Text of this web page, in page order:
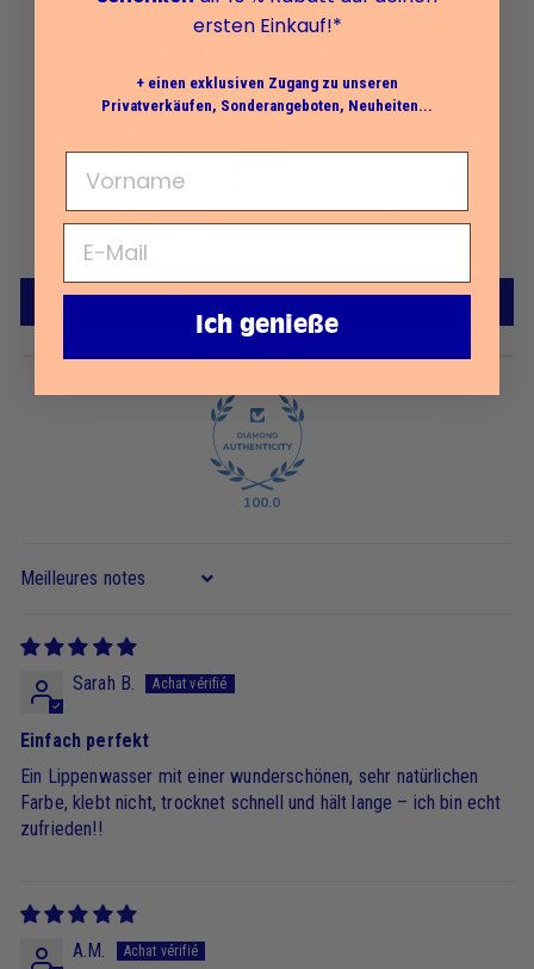
Basierend auf 87 Meinung
33
0
Schreibe einen Bericht
100.0
Sort by
Sarah B.
Einfach perfekt
Ein Lippenwasser mit einer wunderschönen, sehr natürlichen
Farbe, klebt nicht, trocknet schnell und hält lange – ich bin echt
zufrieden!!
A.M.
ersten Einkauf!*
+ einen exklusiven Zugang zu unseren
Privatverkäufen, Sonderangeboten, Neuheiten...
Ich genieße